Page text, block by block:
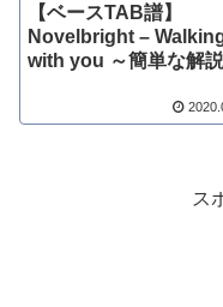
【ベースTAB譜】
Novelbright –
with you ～簡単な解
ス